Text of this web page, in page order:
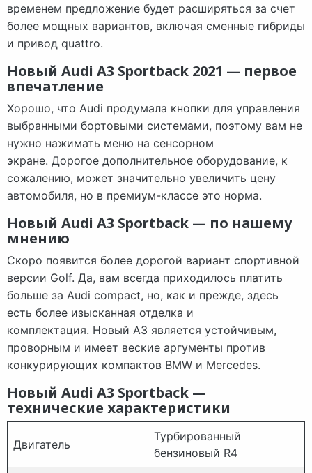
временем предложение будет расширяться за счет
более мощных вариантов, включая сменные гибриды
и привод quattro.
Новый Audi A3 Sportback 2021 — первое
впечатление
Хорошо, что Audi продумала кнопки для управления
выбранными бортовыми системами, поэтому вам не
нужно нажимать меню на сенсорном
экране. Дорогое дополнительное оборудование, к
сожалению, может значительно увеличить цену
автомобиля, но в премиум-классе это норма.
Новый Audi A3 Sportback — по нашему
мнению
Скоро появится более дорогой вариант спортивной
версии Golf. Да, вам всегда приходилось платить
больше за Audi compact, но, как и прежде, здесь
есть более изысканная отделка и
комплектация. Новый A3 является устойчивым,
проворным и имеет веские аргументы против
конкурирующих компактов BMW и Mercedes.
Новый Audi A3 Sportback —
технические характеристики
Двигатель
Турбированный
бензиновый R4